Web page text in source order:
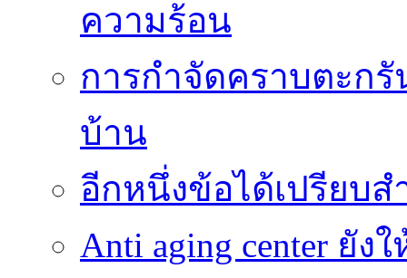
ความร้อน
การกำจัดคราบตะก
บ้าน
อีกหนึ่งข้อได้เปรียบส
Anti aging center ยั